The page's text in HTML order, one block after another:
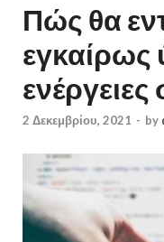
Πώς θα
εγκαίρως
ενέργειες
2 Δεκεμβρίου, 2021 - by